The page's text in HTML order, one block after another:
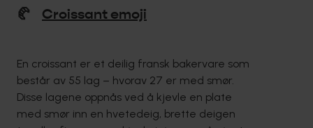
🥐 Croissant emoji
En croissant er et deilig fransk bakervare som
består av 55 lag – hvorav 27 er med smør.
Disse lagene oppnås ved å kjevle en plate
med smør inn en hvetedeig, brette deigen